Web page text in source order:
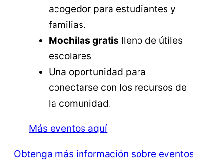
acogedor para estudiantes y
familias.
Mochilas gratis lleno de útiles
escolares
Una oportunidad para
conectarse con los recursos de
la comunidad.
Más eventos aquí
Obtenga más información sobre eventos